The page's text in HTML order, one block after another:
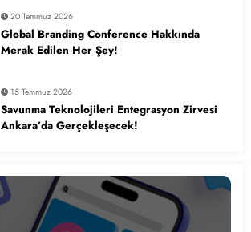
20 Temmuz 2026
Global Branding Conference Hakkında
Merak Edilen Her Şey!
15 Temmuz 2026
Savunma Teknolojileri Entegrasyon Zirvesi
Ankara’da Gerçekleşecek!